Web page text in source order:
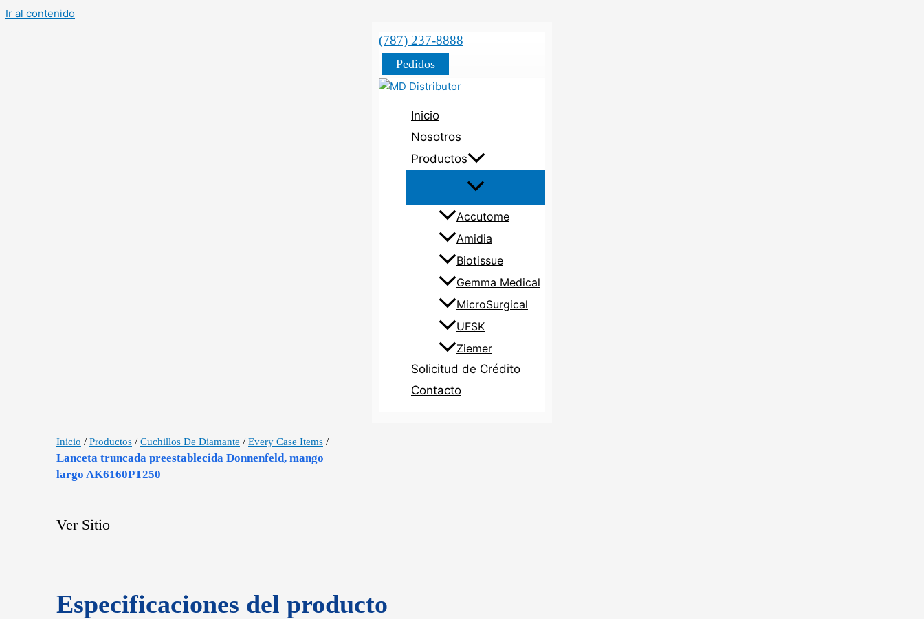
Ir al contenido
(787) 237-8888
Pedidos
Inicio
Nosotros
Productos
Accutome
Amidia
Biotissue
Gemma Medical
MicroSurgical
UFSK
Ziemer
Solicitud de Crédito
Contacto
Inicio / Productos / Cuchillos De Diamante / Every Case Items /
Lanceta truncada preestablecida Donnenfeld, mango
largo AK6160PT250
Ver Sitio
Especificaciones del producto